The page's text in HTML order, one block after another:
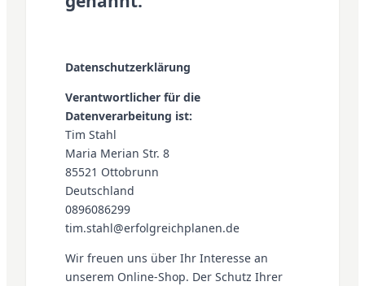
Datenschutzerklärung
Verantwortlicher für die
Datenverarbeitung ist:
Tim Stahl
Maria Merian Str. 8
85521 Ottobrunn
Deutschland
0896086299
tim.stahl@erfolgreichplanen.de
Wir freuen uns über Ihr Interesse an
unserem Online-Shop. Der Schutz Ihrer